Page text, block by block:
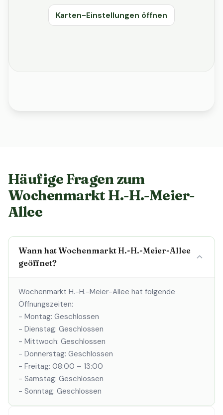
Karten-Einstellungen öffnen
Häufige Fragen zum
Wochenmarkt H.-H.-Meier-
Allee
Wann hat Wochenmarkt H.-H.-Meier-Allee
geöffnet?
Wochenmarkt H.-H.-Meier-Allee hat folgende
Öffnungszeiten:
- Montag: Geschlossen
- Dienstag: Geschlossen
- Mittwoch: Geschlossen
- Donnerstag: Geschlossen
- Freitag: 08:00 – 13:00
- Samstag: Geschlossen
- Sonntag: Geschlossen